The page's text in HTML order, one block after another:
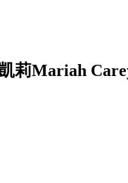
莉Mariah